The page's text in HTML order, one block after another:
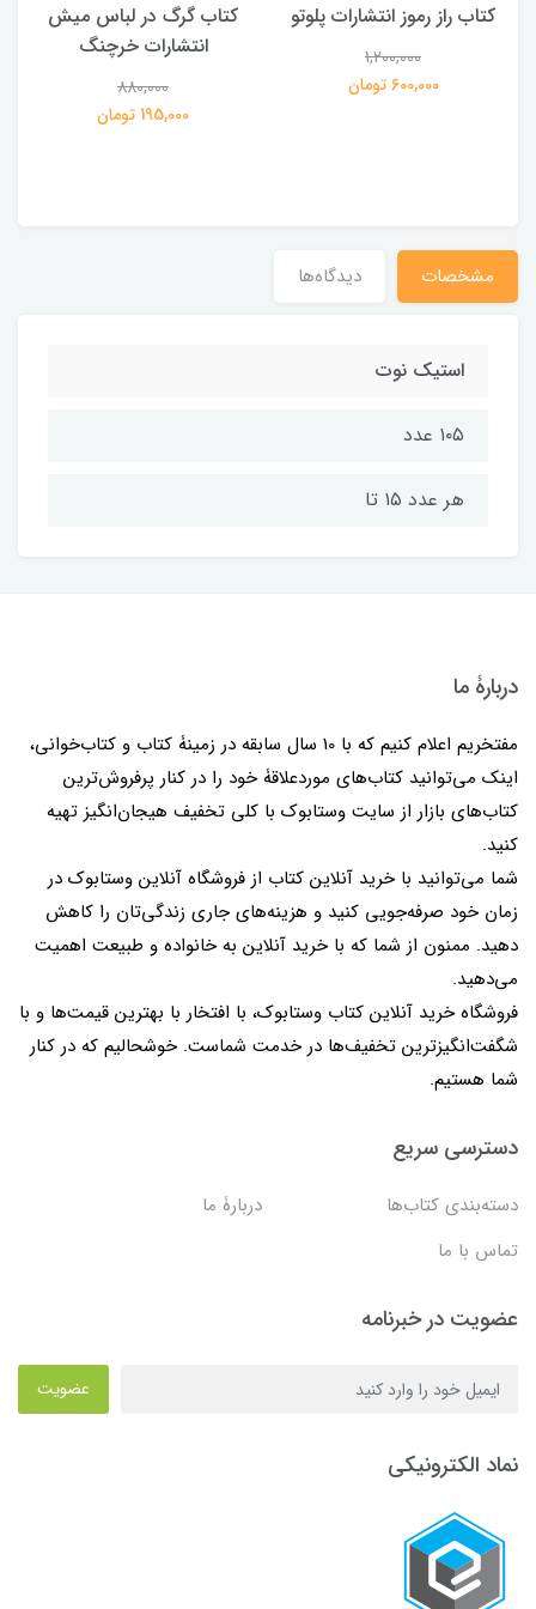
کتاب راز رموز انتشارات پلوتو
1,200,000
600,000 تومان
کتاب گرگ در لباس میش
انتشارات خرچنگ
880,000
195,000 تومان
مشخصات دیدگاه‌ها
استیک نوت
۱۰۵ عدد
هر عدد ۱۵ تا
دربارۀ ما
مفتخریم اعلام کنیم که با 10 سال سابقه در زمینۀ کتاب و کتاب‌خوانی،
اینک می‌توانید کتاب‌های موردعلاقۀ خود را در کنار پرفروش‌ترین
کتاب‌های بازار از سایت وستابوک با کلی تخفیف هیجان‌انگیز تهیه
کنید.
شما می‌توانید با خرید آنلاین کتاب از فروشگاه آنلاین وستابوک در
زمان خود صرفه‌جویی کنید و هزینه‌های جاری زندگی‌تان را کاهش
دهید. ممنون از شما که با خرید آنلاین به خانواده و طبیعت اهمیت
می‌دهید.
فروشگاه خرید آنلاین کتاب وستابوک، با افتخار با بهترین قیمت‌ها و با
شگفت‌انگیزترین تخفیف‌ها در خدمت شماست. خوشحالیم که در کنار
شما هستیم.
دسترسی سریع
دسته‌بندی کتاب‌ها
دربارۀ ما
تماس با ما
عضویت در خبرنامه
عضویت
نماد الکترونیکی